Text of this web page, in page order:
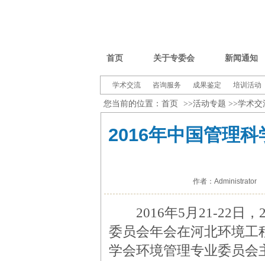
首页 关于专委会 新闻通知
学术交流 咨询服务 成果鉴定 培训活动
您当前的位置： 首页 >>活动专题 >>学术交
2016年中国管理
作者：Administrator
2016年5月21-22日
委员会年会在河北环境工
学会环境管理专业委员会